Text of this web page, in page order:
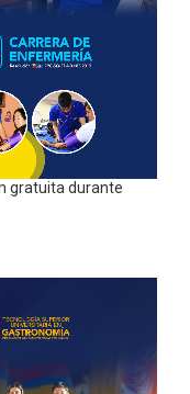
gratuita durante